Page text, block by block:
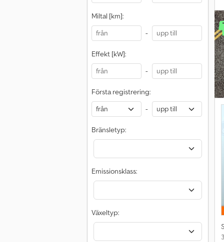
Miltal [km]:
-
Effekt [kW]:
-
Första registrering:
-
Bränsletyp:
Emissionsklass:
Växeltyp: